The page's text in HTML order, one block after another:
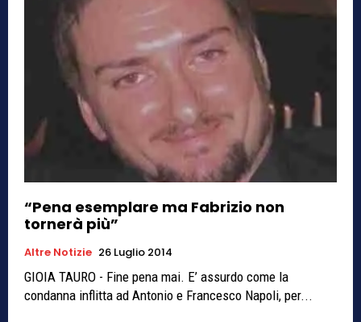
“Pena esemplare ma Fabrizio non
tornerà più”
Altre Notizie 26 Luglio 2014
GIOIA TAURO - Fine pena mai. E’ assurdo come la
condanna inflitta ad Antonio e Francesco Napoli, per...